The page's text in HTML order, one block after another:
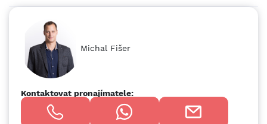
Michal Fišer
Kontaktovat pronajímatele: